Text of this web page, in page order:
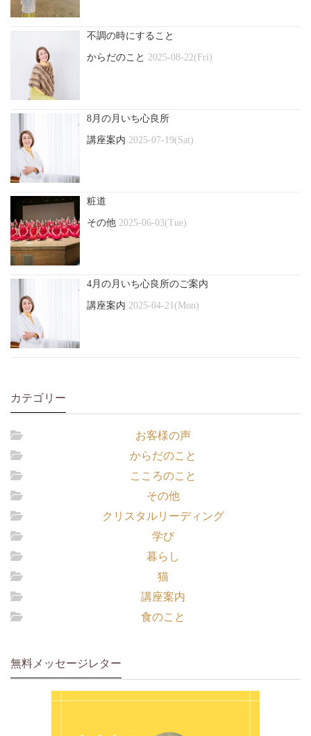
不調の時にすること
からだのこと 2025-08-22(Fri)
8月の月いち心良所
講座案内 2025-07-19(Sat)
粧道
その他 2025-06-03(Tue)
4月の月いち心良所のご案内
講座案内 2025-04-21(Mon)
カテゴリー
お客様の声
からだのこと
こころのこと
その他
クリスタルリーディング
学び
暮らし
猫
講座案内
食のこと
無料メッセージレター